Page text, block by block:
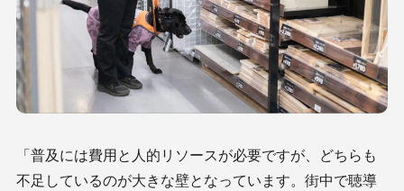
「普及には費用と人的リソースが必要ですが、どちらも
不足しているのが大きな壁となっています。街中で聴導